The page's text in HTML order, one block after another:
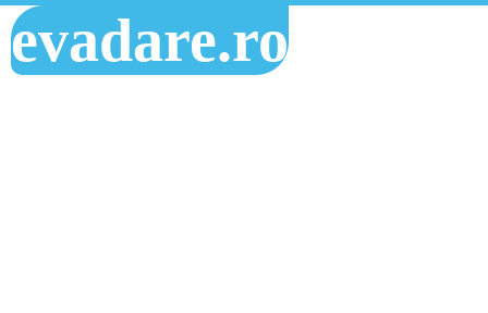
evadare.ro